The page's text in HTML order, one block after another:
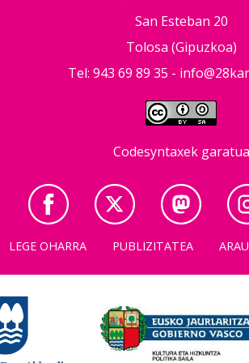
San Esteban 20
Tolosa (Gipuzkoa)
Tel: 943 69 89 35 -
Codesyntaxek garatua
LEGE OHARRA PUBLIZITATEA